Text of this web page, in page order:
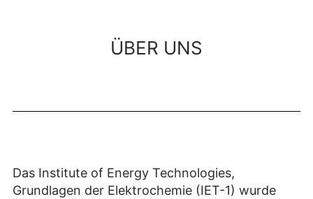
ÜBER UNS
Das Institute of Energy Technologies,
Grundlagen der Elektrochemie (IET-1) wurde